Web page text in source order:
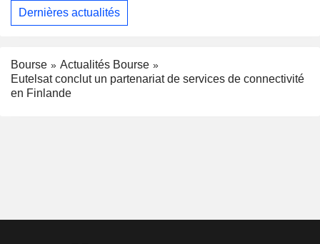
Dernières actualités
Bourse
Actualités Bourse
Eutelsat conclut un partenariat de services de connectivité
en Finlande